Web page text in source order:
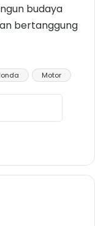
budaya
bertanggung
Motor